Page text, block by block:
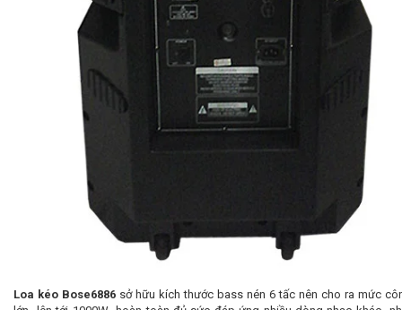
Loa kéo Bose6886 sở hữu kích thước bass nén 6 tấc nên cho ra mức